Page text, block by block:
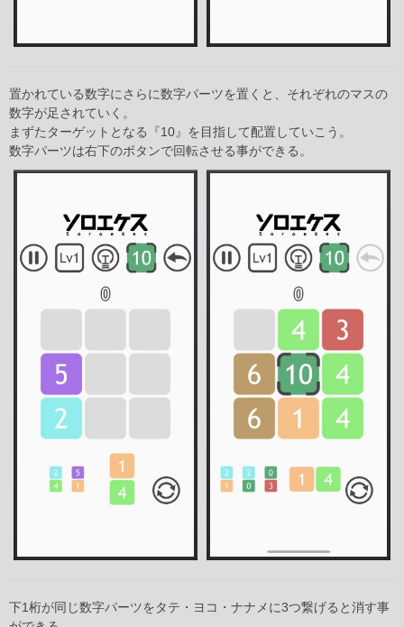
置かれている数字にさらに数字パーツを置くと、それぞれのマスの
数字が足されていく。
まずたターゲットとなる『10』を目指して配置していこう。
数字パーツは右下のボタンで回転させる事ができる。
下1桁が同じ数字パーツをタテ・ヨコ・ナナメに3つ繋げると消す事